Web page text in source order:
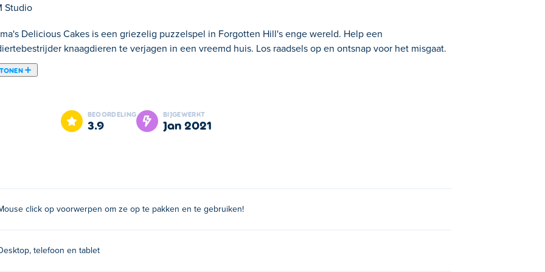
Studio
Delicious Cakes is een griezelig puzzelspel in Forgotten Hill's enge wereld. Help een
knaagdieren te verjagen in een vreemd huis. Los raadsels op en ontsnap voor het misgaat.
and-click-game ontwikkeld door FM Studio. Het is een gloednieuw spannend hoofdstuk in de
de hintfunctie om verder te komen in het verhaal. Kun jij de puzzels oplossen in Grandma's Delicious
en op te slaan in je inventaris. Van daaruit kun je erop klikken en ze op andere items of deuren in het
FM Studio. Ze hebben andere spellen aan
BEOORDELING
3.9
BIJGEWERKT
jan 2021
click op voorwerpen om ze op te pakken en te gebruiken!
telefoon en tablet